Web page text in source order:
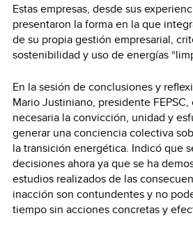
Estas empresas, desde sus
presentaron la forma en la que
de su propia gestión empresarial,
sostenibilidad y uso de energías
En la sesión de conclusiones y
Mario Justiniano, presidente
necesaria la convicción, unidad y
generar una conciencia colectiva
la transición energética. Indicó que
decisiones ahora ya que se ha
estudios realizados de las
inacción son contundentes y no
tiempo sin acciones concretas y